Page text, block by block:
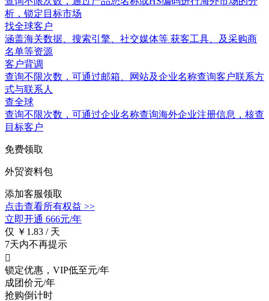
析，锁定目标市场
找全球客户
涵盖海关数据 、搜索引擎、社交媒体等 获客工具、及采购商
名单等资源
客户背调
查询不限次数 ，可通过邮箱、网站及企业名称查询客户联系方
式与联系人
查全球
查询不限次数 ，可通过企业名称查询海外企业注册信息，核查
目标客户
免费领取
外贸资料包
添加客服领取
点击查看所有权益 >>
立即开通 666元/年
仅 ￥1.83 / 天
7天内不再提示

锁定优惠，VIP低至元/年
成团价元/年
抢购倒计时